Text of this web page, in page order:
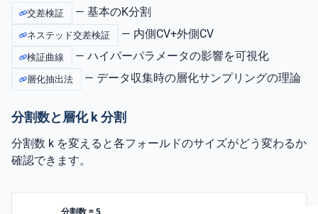
交差検証 — 基本のK分割
ネステッド交差検証 — 内側CV+外側CV
検証曲線 — ハイパーパラメータの影響を可視化
層化抽出法 — データ収集時の層化サンプリングの理論
分割数と層化 k 分割
分割数 k を変えると各フォールドのサイズがどう変わるか
確認できます。